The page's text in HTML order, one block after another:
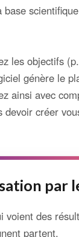
base
les objectifs
génère le
ainsi avec
devoir créer
par
voient des
partent.